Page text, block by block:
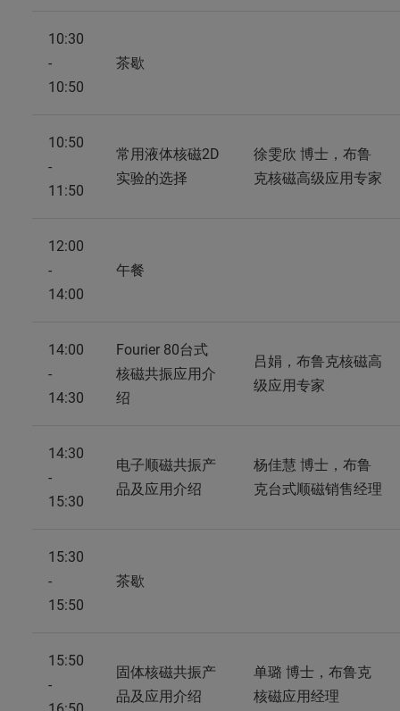
10:30
-
10:50
茶歇
10:50
-
11:50
常用液体核磁2D
实验的选择
徐雯欣 博士，布鲁
克核磁高级应用专家
12:00
-
14:00
午餐
14:00
-
14:30
Fourier 80台式
核磁共振应用介
绍
吕娟，布鲁克核磁高
级应用专家
14:30
-
15:30
电子顺磁共振产
品及应用介绍
杨佳慧 博士，布鲁
克台式顺磁销售经理
15:30
-
15:50
茶歇
15:50
-
固体核磁共振产
品及应用介绍
单璐 博士，布鲁克
核磁应用经理